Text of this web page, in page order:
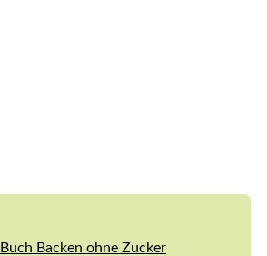
Buch Backen ohne Zucker